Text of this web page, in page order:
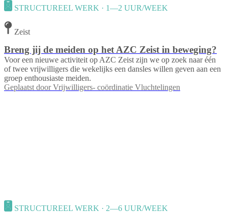
STRUCTUREEL WERK · 1—2 UUR/WEEK
Zeist
Breng jij de meiden op het AZC Zeist in beweging?
Voor een nieuwe activiteit op AZC Zeist zijn we op zoek naar één
of twee vrijwilligers die wekelijks een dansles willen geven aan een
groep enthousiaste meiden.
Geplaatst door Vrijwilligers- coördinatie Vluchtelingen
STRUCTUREEL WERK · 2—6 UUR/WEEK